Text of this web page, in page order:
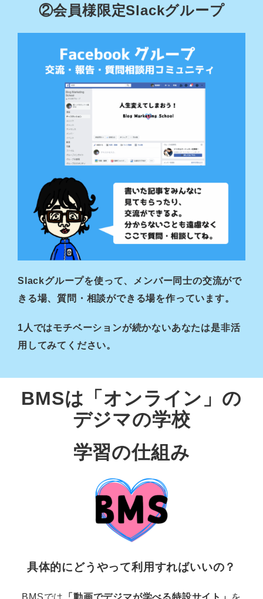
②会員様限定Slackグループ
Slackグループを使って、メンバー同士の交流がで
きる場、質問・相談ができる場を作っています。
1人ではモチベーションが続かないあなたは是非活
用してみてください。
BMSは「オンライン」の
デジマの学校
学習の仕組み
具体的にどうやって利用すればいいの？
BMSでは 「動画でデジマが学べる特設サイト」 を